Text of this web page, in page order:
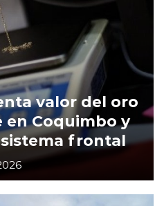
valor del oro
Coquimbo y
frontal